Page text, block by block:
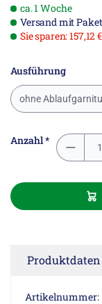
ca. 1 Woche
Versand mit
Sie sparen: 157,12 €
Ausführung
ohne
Anzahl *
Produktdaten
Artikelnummer: